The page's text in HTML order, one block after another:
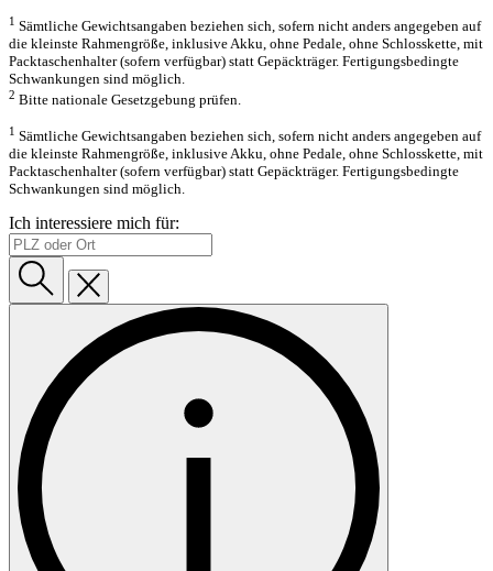
1 Sämtliche Gewichtsangaben beziehen sich, sofern nicht anders angegeben auf
die kleinste Rahmengröße, inklusive Akku, ohne Pedale, ohne Schlosskette, mit
Packtaschenhalter (sofern verfügbar) statt Gepäckträger. Fertigungsbedingte
Schwankungen sind möglich.
2 Bitte nationale Gesetzgebung prüfen.
1 Sämtliche Gewichtsangaben beziehen sich, sofern nicht anders angegeben auf
die kleinste Rahmengröße, inklusive Akku, ohne Pedale, ohne Schlosskette, mit
Packtaschenhalter (sofern verfügbar) statt Gepäckträger. Fertigungsbedingte
Schwankungen sind möglich.
Ich interessiere mich für: